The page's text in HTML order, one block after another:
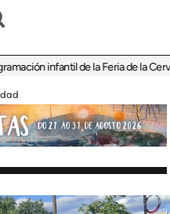
infantil de la Feria de la Cerveza